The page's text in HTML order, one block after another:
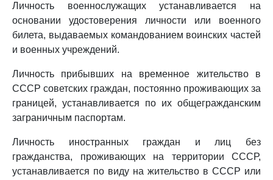
Личность военнослужащих устанавливается на
основании удостоверения личности или военного
билета, выдаваемых командованием воинских частей
и военных учреждений.
Личность прибывших на временное жительство в
СССР советских граждан, постоянно проживающих за
границей, устанавливается по их общегражданским
заграничным паспортам.
Личность иностранных граждан и лиц без
гражданства, проживающих на территории СССР,
устанавливается по виду на жительство в СССР или